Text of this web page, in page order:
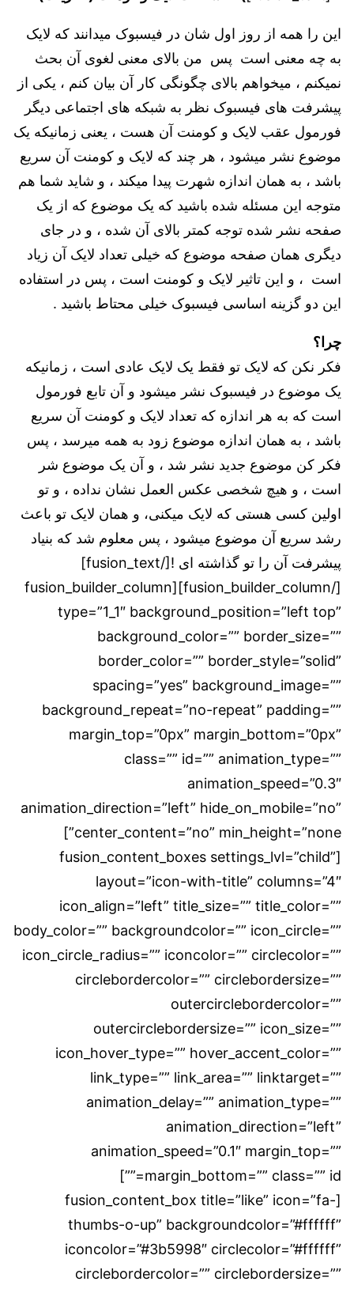
این را همه از روز اول شان در فیسبوک میدانند که لایک
به چه معنی است پس من بالای معنی لغوی آن بحث
نمیکنم ، میخواهم بالای چگونگی کار آن بیان کنم ، یکی از
پیشرفت های فیسبوک نظر به شبکه های اجتماعی دیگر
فورمول عقب لایک و کومنت آن هست ، یعنی زمانیکه یک
موضوع نشر میشود ، هر چند که لایک و کومنت آن سریع
باشد ، به همان اندازه شهرت پیدا میکند ، و شاید شما هم
متوجه این مسئله شده باشید که یک موضوع که از یک
صفحه نشر شده توجه کمتر بالای آن شده ، و در جای
دیگری همان صفحه موضوع که خیلی تعداد لایک آن زیاد
است ، و این تاثیر لایک و کومنت است ، پس در استفاده
این دو گزینه اساسی فیسبوک خیلی محتاط باشید .
چرا؟
فکر نکن که لایک تو فقط یک لایک عادی است ، زمانیکه
یک موضوع در فیسبوک نشر میشود و آن تابع فورمول
است که به هر اندازه که تعداد لایک و کومنت آن سریع
باشد ، به همان اندازه موضوع زود به همه میرسد ، پس
فکر کن موضوع جدید نشر شد ، و آن یک موضوع شر
است ، و هیچ شخصی عکس العمل نشان نداده ، و تو
اولین کسی هستی که لایک میکنی، و همان لایک تو باعث
رشد سریع آن موضوع میشود ، پس معلوم شد که بنیاد
پیشرفت آن را تو گذاشته ای ![/fusion_text]
[/fusion_builder_column][fusion_builder_column
type=”1_1″ background_position=”left top”
background_color=”” border_size=””
border_color=”” border_style=”solid”
spacing=”yes” background_image=””
background_repeat=”no-repeat” padding=””
margin_top=”0px” margin_bottom=”0px”
class=”” id=”” animation_type=””
animation_speed=”0.3″
animation_direction=”left” hide_on_mobile=”no”
center_content=”no” min_height=”none”]
[fusion_content_boxes settings_lvl=”child”
layout=”icon-with-title” columns=”4″
icon_align=”left” title_size=”” title_color=””
body_color=”” backgroundcolor=”” icon_circle=””
icon_circle_radius=”” iconcolor=”” circlecolor=””
circlebordercolor=”” circlebordersize=””
outercirclebordercolor=””
outercirclebordersize=”” icon_size=””
icon_hover_type=”” hover_accent_color=””
link_type=”” link_area=”” linktarget=””
animation_delay=”” animation_type=””
animation_direction=”left”
animation_speed=”0.1″ margin_top=””
margin_bottom=”” class=”” id=””]
[fusion_content_box title=”like” icon=”fa-
thumbs-o-up” backgroundcolor=”#ffffff”
iconcolor=”#3b5998″ circlecolor=”#ffffff”
circlebordercolor=”” circlebordersize=””